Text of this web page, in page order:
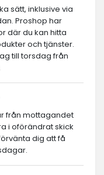
sätt, inklusive via
Proshop har
där du kan hitta
och tjänster.
till torsdag från
från mottagandet
i oförändrat skick
dig att få